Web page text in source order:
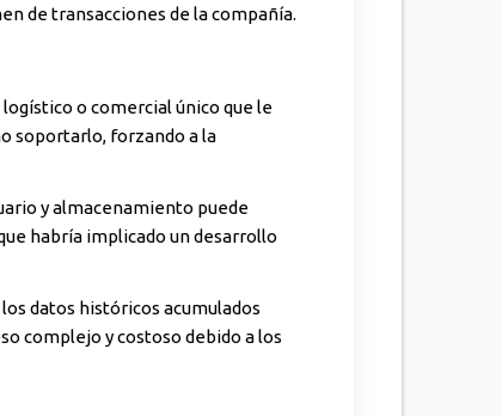
de transacciones de la compañía.
o comercial único que le
soportarlo, forzando a la
y almacenamiento puede
habría implicado un desarrollo
datos históricos acumulados
complejo y costoso debido a los